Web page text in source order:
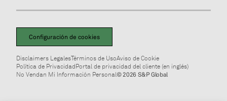
Configuración de cookies
Disclaimers LegalesTérminos de UsoAviso de Cookie
Política de PrivacidadPortal de privacidad del cliente (en inglés)
No Vendan Mi Información Personal© 2026 S&P Global